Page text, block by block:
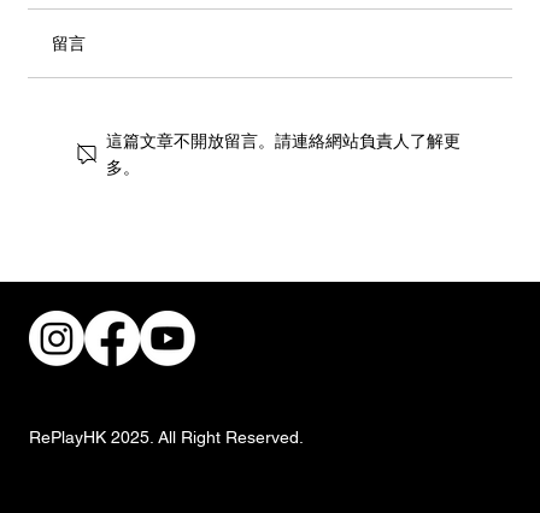
留言
這篇文章不開放留言。請連絡網站負責人了解更
多。
RePlayHK 2025. All Right Reserved.